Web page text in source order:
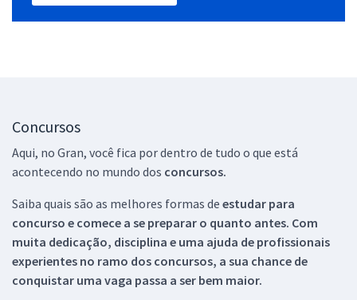
Concursos
Aqui, no Gran, você fica por dentro de tudo o que está
acontecendo no mundo dos concursos.
Saiba quais são as melhores formas de estudar para
concurso e comece a se preparar o quanto antes. Com
muita dedicação, disciplina e uma ajuda de profissionais
experientes no ramo dos concursos, a sua chance de
conquistar uma vaga passa a ser bem maior.